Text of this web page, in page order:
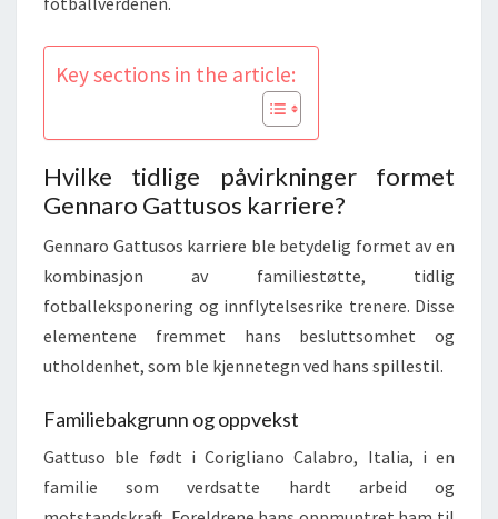
Key sections in the article:
Hvilke tidlige påvirkninger formet
Gennaro Gattusos karriere?
Gennaro Gattusos karriere ble betydelig formet av en
kombinasjon av familiestøtte, tidlig
fotballeksponering og innflytelsesrike trenere. Disse
elementene fremmet hans besluttsomhet og
utholdenhet, som ble kjennetegn ved hans spillestil.
Familiebakgrunn og oppvekst
Gattuso ble født i Corigliano Calabro, Italia, i en
familie som verdsatte hardt arbeid og